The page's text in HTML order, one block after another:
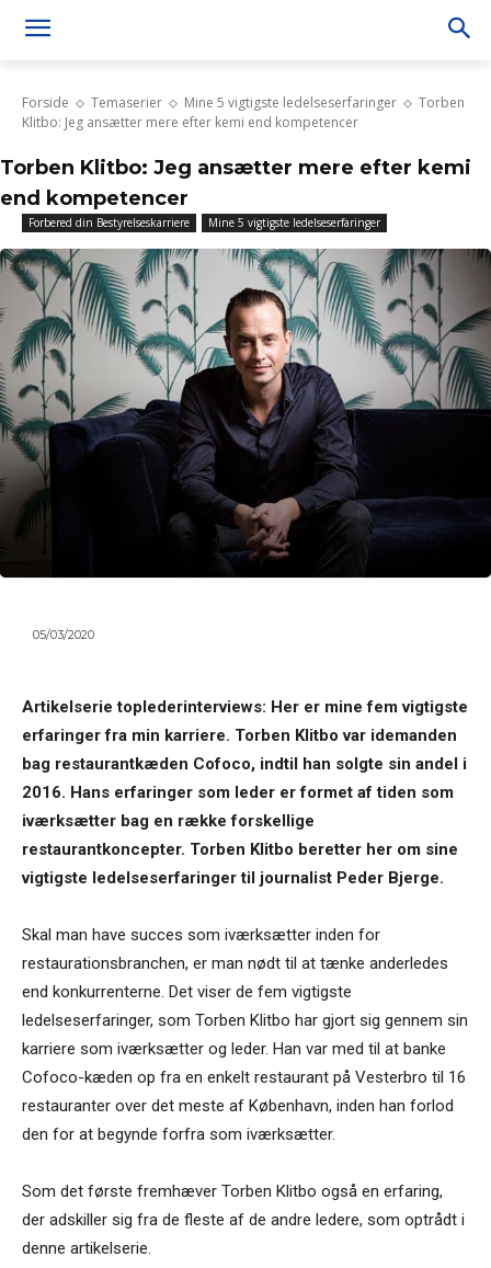
Forside Temaserier Mine 5 vigtigste ledelseserfaringer
Torben
Klitbo: Jeg ansætter mere efter kemi end kompetencer
Torben Klitbo: Jeg ansætter mere efter kemi
end kompetencer
Forbered din Bestyrelseskarriere Mine 5 vigtigste ledelseserfaringer
05/03/2020
Artikelserie toplederinterviews: Her er mine fem vigtigste
erfaringer fra min karriere. Torben Klitbo var idemanden
bag restaurantkæden Cofoco, indtil han solgte sin andel i
2016. Hans erfaringer som leder er formet af tiden som
iværksætter bag en række forskellige
restaurantkoncepter. Torben Klitbo beretter her om sine
vigtigste ledelseserfaringer til journalist Peder Bjerge.
Skal man have succes som iværksætter inden for
restaurationsbranchen, er man nødt til at tænke anderledes
end konkurrenterne. Det viser de fem vigtigste
ledelseserfaringer, som Torben Klitbo har gjort sig gennem sin
karriere som iværksætter og leder. Han var med til at banke
Cofoco-kæden op fra en enkelt restaurant på Vesterbro til 16
restauranter over det meste af København, inden han forlod
den for at begynde forfra som iværksætter.
Som det første fremhæver Torben Klitbo også en erfaring,
der adskiller sig fra de fleste af de andre ledere, som optrådt i
denne artikelserie.